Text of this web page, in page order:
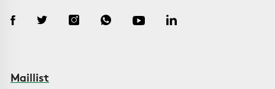
Maillist